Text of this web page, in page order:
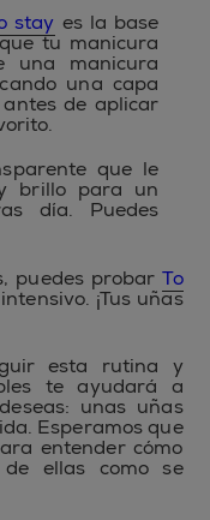
stay es la base
tu manicura
una manicura
una capa
de aplicar
que le
brillo para un
día. Puedes
puedes probarTo
¡Tus uñas
esta rutina y
te ayudará a
unas uñas
Esperamos que
entender cómo
ellas como se